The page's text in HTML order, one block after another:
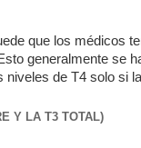
que los médicos
generalmente se
de T4 solo si
Y LA T3 TOTAL)